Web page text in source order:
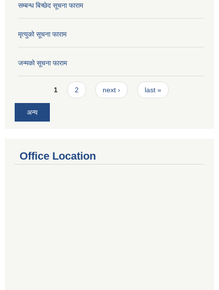
सम्बन्ध बिच्छेद सूचना फाराम
मृत्युको सूचना फाराम
जन्मको सूचना फाराम
Pages1 2 next › last »
अन्य
Office Location